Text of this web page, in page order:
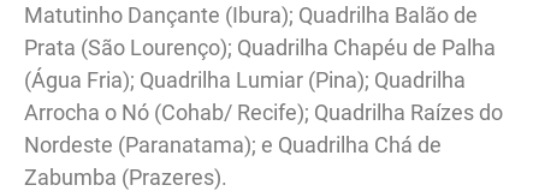
Matutinho Dançante (Ibura); Quadrilha Balão de
Prata (São Lourenço); Quadrilha Chapéu de Palha
(Água Fria); Quadrilha Lumiar (Pina); Quadrilha
Arrocha o Nó (Cohab/ Recife); Quadrilha Raízes do
Nordeste (Paranatama); e Quadrilha Chá de
Zabumba (Prazeres).